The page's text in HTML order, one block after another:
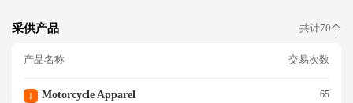
采供产品 共计70个
产品名称 交易次数
1 Motorcycle Apparel 65